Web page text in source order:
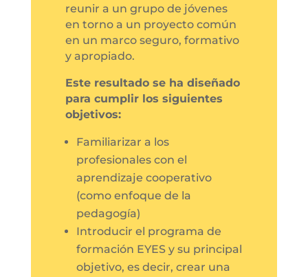
reunir a un grupo de jóvenes
en torno a un proyecto común
en un marco seguro, formativo
y apropiado.
Este resultado se ha diseñado
para cumplir los siguientes
objetivos:
Familiarizar a los
profesionales con el
aprendizaje cooperativo
(como enfoque de la
pedagogía)
Introducir el programa de
formación EYES y su principal
objetivo, es decir, crear una